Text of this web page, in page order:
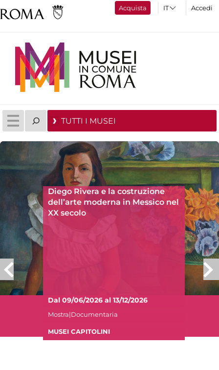
Acquista Accedi
TUTTI I MUSEI
Diego Rivera e la costruzione
dell’arte moderna in Messico nel
XX secolo
Dal 09/06/2026 al 13/12/2026
Mostra|Documentaria
MUSEI CAPITOLINI